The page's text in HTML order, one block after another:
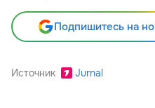
Подпишитесь на
Источник Jurnal